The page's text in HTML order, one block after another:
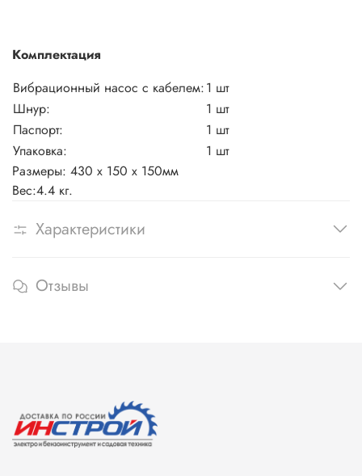
Комплектация
Вибрационный насос с кабелем:1 шт
Шнур:
1 шт
Паспорт:
1 шт
Упаковка:
1 шт
Размеры: 430 x 150 x 150мм
Вес:4.4 кг.
Характеристики
Отзывы